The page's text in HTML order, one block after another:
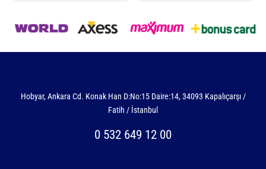
Hobyar, Ankara Cd. Konak Han D:No:15 Daire:14, 34093 Kapalıçarşı /
Fatih / İstanbul
0 532 649 12 00